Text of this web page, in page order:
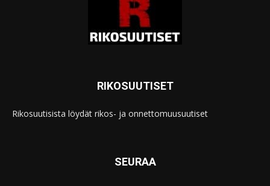
RIKOSUUTISET
Rikosuutisista löydät rikos- ja onnettomuusuutiset
SEURAA